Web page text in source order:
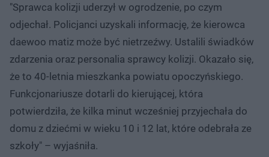
"Sprawca kolizji uderzył w ogrodzenie, po czym
odjechał. Policjanci uzyskali informację, że kierowca
daewoo matiz może być nietrzeźwy. Ustalili świadków
zdarzenia oraz personalia sprawcy kolizji. Okazało się,
że to 40-letnia mieszkanka powiatu opoczyńskiego.
Funkcjonariusze dotarli do kierującej, która
potwierdziła, że kilka minut wcześniej przyjechała do
domu z dziećmi w wieku 10 i 12 lat, które odebrała ze
szkoły" – wyjaśniła.